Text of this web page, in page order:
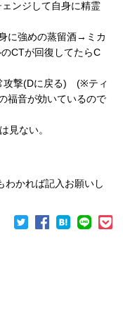
ェンジして自身に精霊
に強めの蒸留酒→ミカ
CTが回復してたらC
攻撃(Dに戻る) (※ティ
福音が効いているので
見ない。
わかれば記入お願いし